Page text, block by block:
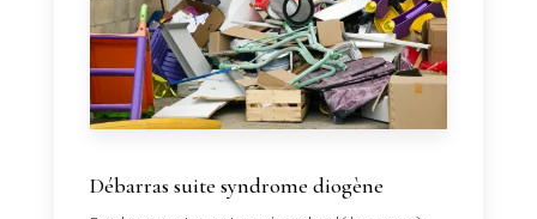
Débarras suite syndrome diogène